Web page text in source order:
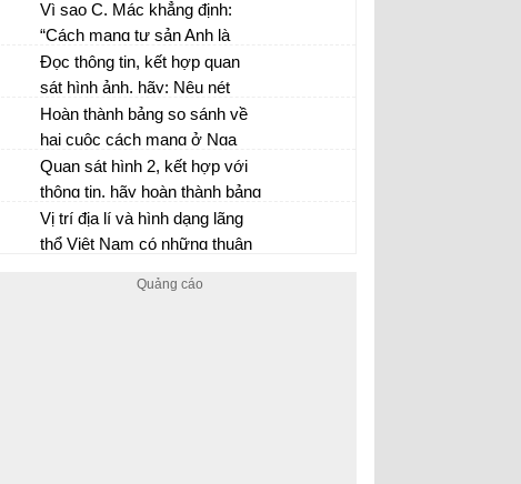
cơ sở để phát triển những
ngành kinh tế nào?
định trên lược đồ các đảo,
quần đảo và hai quần đảo
Hoàng Sa, Trường Sa của
Việt Nam.
Vì sao C. Mác khẳng định:
“Cách mạng tư sản Anh là
thắng lợi của chế độ xã hội
mới đối với chế độ phong
kiến”
Đọc thông tin, kết hợp quan
sát hình ảnh, hãy: Nêu nét
mới trong phong trào độc lập
dân tộc ở châu Á sau Chiến
tranh thế giới thứ nhất.
Hoàn thành bảng so sánh về
hai cuộc cách mạng ở Nga
năm 1917
Quan sát hình 2, kết hợp với
thông tin, hãy hoàn thành bảng
theo mẫu sau:
Vị trí địa lí và hình dạng lãng
thổ Việt Nam có những thuận
cuộc phát triển kinh tế -xã hội